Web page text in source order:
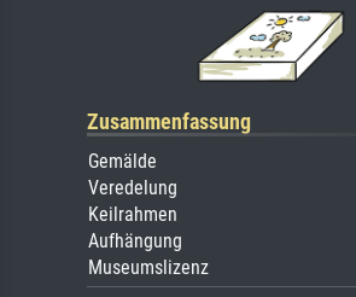
Zusammenfassung
Gemälde
Veredelung
Keilrahmen
Aufhängung
Museumslizenz